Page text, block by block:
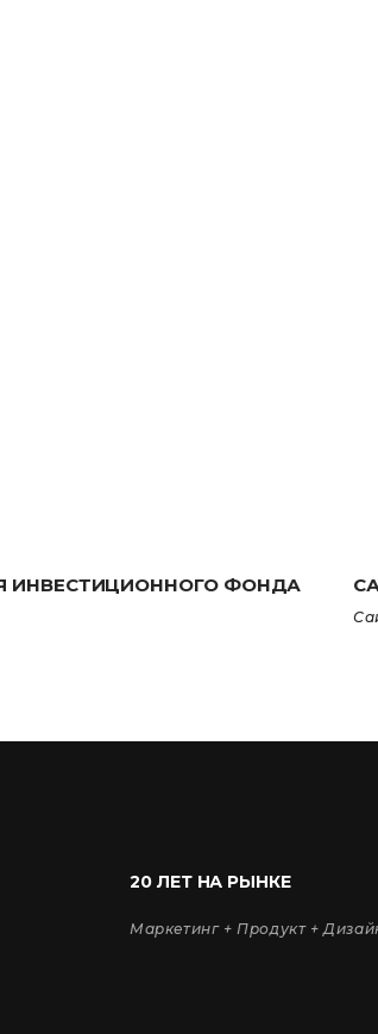
ИНВЕСТИЦИОННОГО ФОНДА
20 ЛЕТ НА РЫНКЕ
Маркетинг + Продукт +